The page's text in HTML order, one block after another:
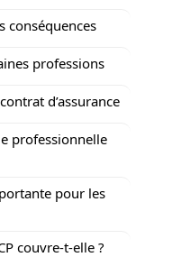
conséquences
professions
d’assurance
professionnelle
pour les
couvre-t-elle ?